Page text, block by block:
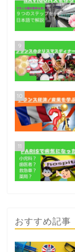
9
10
11
おすすめ記事